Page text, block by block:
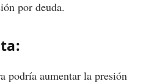
por deuda.
podría aumentar la presión